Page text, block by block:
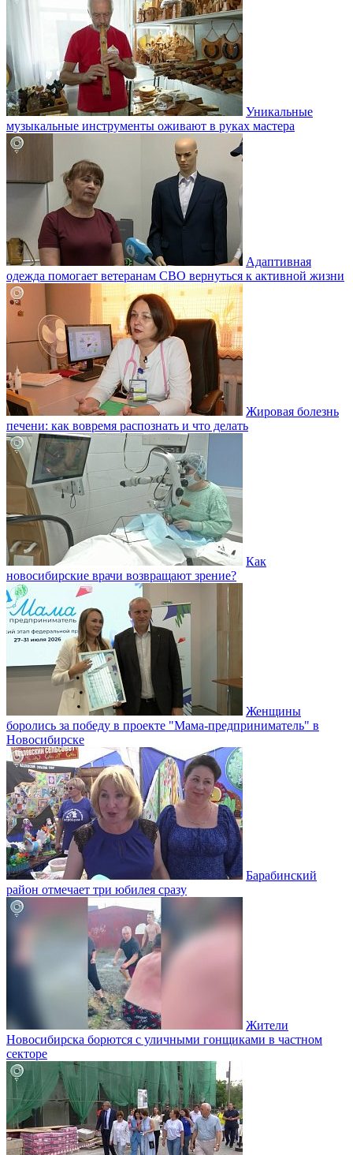
Уникальные
музыкальные инструменты оживают в руках мастера
Адаптивная
одежда помогает ветеранам СВО вернуться к активной жизни
Жировая болезнь
печени: как вовремя распознать и что делать
Как
новосибирские врачи возвращают зрение?
Женщины
боролись за победу в проекте "Мама-предприниматель" в
Новосибирске
Барабинский
район отмечает три юбилея сразу
Жители
Новосибирска борются с уличными гонщиками в частном
секторе